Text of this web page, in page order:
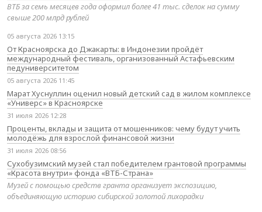
ВТБ за семь месяцев года оформил более 41 тыс. сделок на сумму
свыше 200 млрд рублей
05 августа 2026 13:15
От Красноярска до Джакарты: в Индонезии пройдёт
международный фестиваль, организованный Астафьевским
педуниверситетом
05 августа 2026 11:45
Марат Хуснуллин оценил новый детский сад в жилом комплексе
«Универс» в Красноярске
31 июля 2026 12:28
Проценты, вклады и защита от мошенников: чему будут учить
молодёжь для взрослой финансовой жизни
31 июля 2026 08:56
Сухобузимский музей стал победителем грантовой программы
«Красота внутри» фонда «ВТБ-Страна»
Музей с помощью средств гранта организует экспозицию,
объединяющую историю сибирской золотой лихорадки